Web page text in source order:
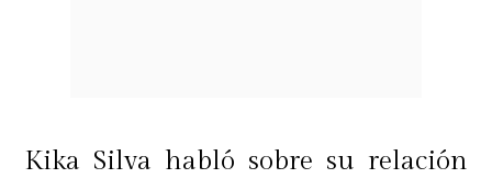
Kika Silva habló sobre su relación